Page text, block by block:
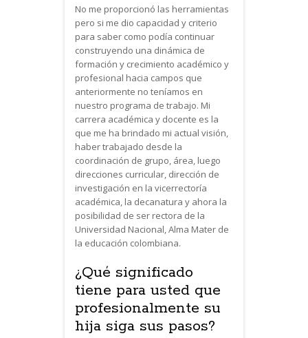
No me proporcionó las herramientas
pero si me dio capacidad y criterio
para saber como podía continuar
construyendo una dinámica de
formación y crecimiento académico y
profesional hacia campos que
anteriormente no teníamos en
nuestro programa de trabajo. Mi
carrera académica y docente es la
que me ha brindado mi actual visión,
haber trabajado desde la
coordinación de grupo, área, luego
direcciones curricular, dirección de
investigación en la vicerrectoría
académica, la decanatura y ahora la
posibilidad de ser rectora de la
Universidad Nacional, Alma Mater de
la educación colombiana.
¿Qué significado
tiene para usted que
profesionalmente su
hija siga sus pasos?